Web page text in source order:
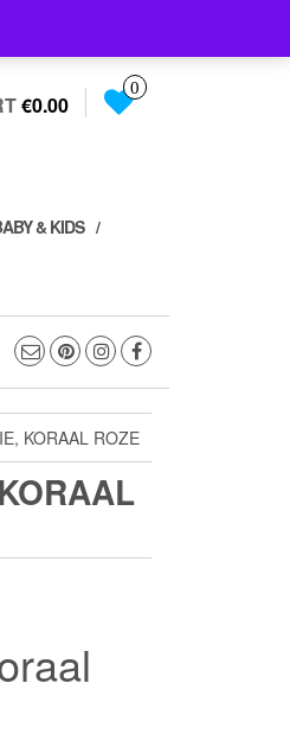
€0.00
0
& KIDS
KORAAL ROZE